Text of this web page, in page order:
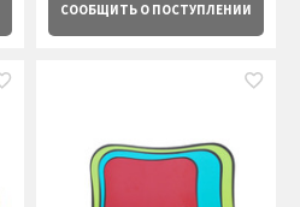
СООБЩИТЬ О ПОСТУПЛЕНИИ